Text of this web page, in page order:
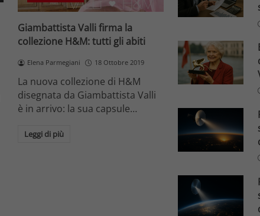
Giambattista Valli firma la
collezione H&M: tutti gli abiti
Elena Parmegiani 18 Ottobre 2019
La nuova collezione di H&M
disegnata da Giambattista Valli
è in arrivo: la sua capsule…
Leggi di più